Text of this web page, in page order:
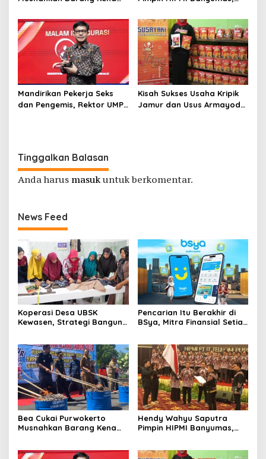
Miliar
Muda Perguruan Tinggi
Mandirikan Pekerja Seks
dan Pengemis, Rektor UMP
Kisah Sukses Usaha Kripik
Jamur dan Usus Armayoda,
Tinggalkan Balasan
Anda harus masuk untuk berkomentar.
News Feed
Koperasi Desa UBSK
Kewasen, Strategi Bangun
Pencarian Itu Berakhir di
BSya, Mitra Finansial Setia
Bea Cukai Purwokerto
Musnahkan Barang Kena
Hendy Wahyu Saputra
Pimpin HIPMI Banyumas,